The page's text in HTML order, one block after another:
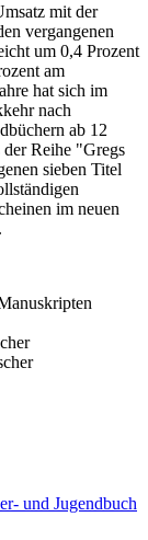
mit der
vergangenen
um 0,4 Prozent
am
hat sich im
nach
ab 12
Reihe "Gregs
sieben Titel
im neuen
und Jugendbuch